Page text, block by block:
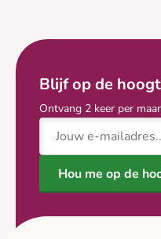
Blijf op de
Ontvang 2 keer per
E-mailadres
Hou me op de